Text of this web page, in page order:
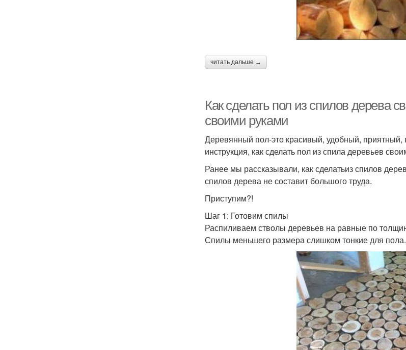
читать дальше →
Как сделать пол из спилов дерева
своими руками
Деревянный пол-это красивый, удобный,
инструкция, как сделать пол из спила деревьев
Ранее мы рассказывали, как сделатьиз спилов
спилов дерева не составит большого труда.
Приступим?!
Шаг 1: Готовим спилы
Распиливаем стволы деревьев на равные по
Спилы меньшего размера слишком тонкие для